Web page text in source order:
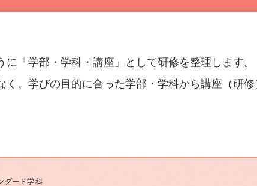
「学部・学科・講座」として研修を整理します。
、学びの目的に合った学部・学科から講座（研